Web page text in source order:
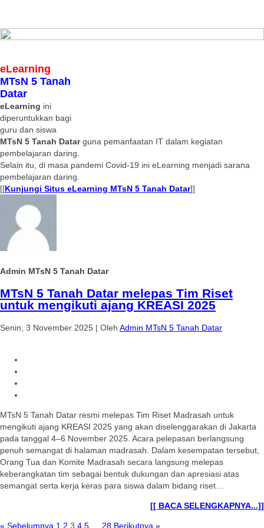
eLearning
MTsN 5 Tanah
Datar
eLearning ini
diperuntukkan bagi
guru dan siswa
MTsN 5 Tanah Datarguna pemanfaatan IT dalam kegiatan
pembelajaran daring.
Selain itu, di masa pandemi Covid-19 ini eLearning menjadi sarana
pembelajaran daring.
[[Kunjungi Situs eLearning MTsN 5 Tanah Datar]]
Admin MTsN 5 Tanah Datar
MTsN 5 Tanah Datar melepas Tim Riset
untuk mengikuti ajang KREASI 2025
Senin, 3 November 2025 | Oleh Admin MTsN 5 Tanah Datar
MTsN 5 Tanah Datar resmi melepas Tim Riset Madrasah untuk
mengikuti ajang KREASI 2025 yang akan diselenggarakan di Jakarta
pada tanggal 4–6 November 2025. Acara pelepasan berlangsung
penuh semangat di halaman madrasah. Dalam kesempatan tersebut,
Orang Tua dan Komite Madrasah secara langsung melepas
keberangkatan tim sebagai bentuk dukungan dan apresiasi atas
semangat serta kerja keras para siswa dalam bidang riset…
[[ BACA SELENGKAPNYA...]]
« Sebelumnya 1 2 3 4 5 28 Berikutnya »